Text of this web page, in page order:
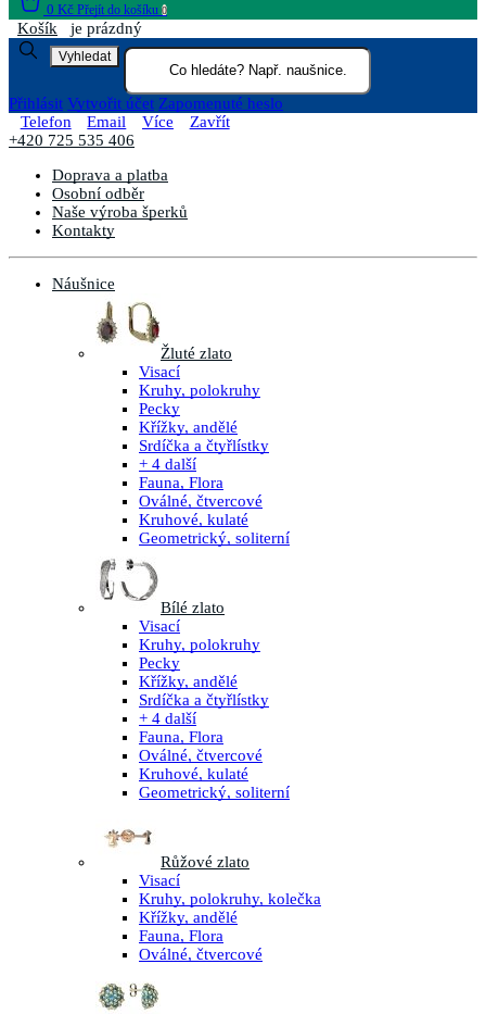
0 Kč Přejít do košíku 0
Košík je prázdný
Vyhledat
Přihlásit Vytvořit účet Zapomenuté heslo
Telefon
Email Více
Zavřít
+420 725 535 406
Doprava a platba
Osobní odběr
Naše výroba šperků
Kontakty
Náušnice
Žluté zlato
Visací
Kruhy, polokruhy
Pecky
Křížky, andělé
Srdíčka a čtyřlístky
+ 4 další
Fauna, Flora
Oválné, čtvercové
Kruhové, kulaté
Geometrický, soliterní
Bílé zlato
Visací
Kruhy, polokruhy
Pecky
Křížky, andělé
Srdíčka a čtyřlístky
+ 4 další
Fauna, Flora
Oválné, čtvercové
Kruhové, kulaté
Geometrický, soliterní
Růžové zlato
Visací
Kruhy, polokruhy, kolečka
Křížky, andělé
Fauna, Flora
Oválné, čtvercové